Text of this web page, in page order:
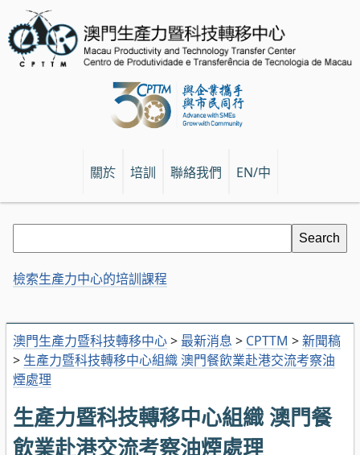
關於 培訓 聯絡我們 EN/中
澳門生產力暨科技轉移中心> 最新消息 > CPTTM >新聞稿
> 生產力暨科技轉移中心組織 澳門餐飲業赴港交流考察油
煙處理
生產力暨科技轉移中心組織 澳門餐
飲業赴港交流考察油煙處理
檢索生產力中心的培訓課程